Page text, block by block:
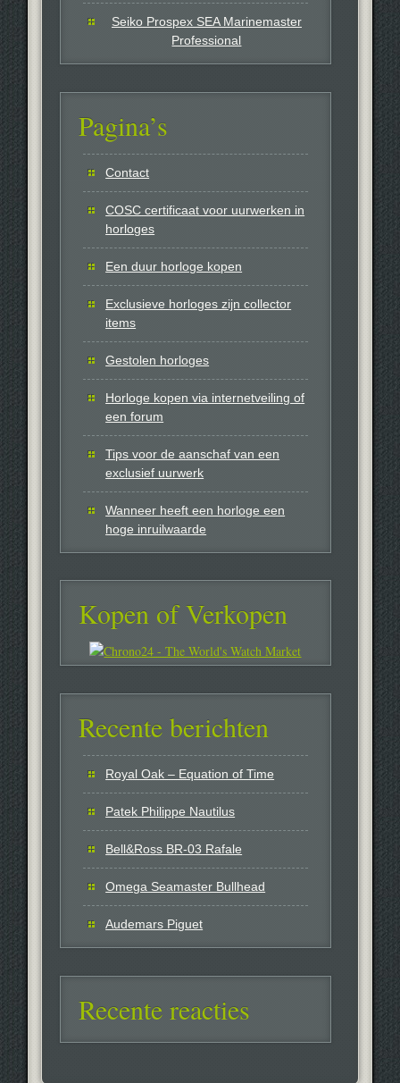
Seiko Prospex SEA Marinemaster
Professional
Pagina’s
Contact
COSC certificaat voor uurwerken in
horloges
Een duur horloge kopen
Exclusieve horloges zijn collector
items
Gestolen horloges
Horloge kopen via internetveiling of
een forum
Tips voor de aanschaf van een
exclusief uurwerk
Wanneer heeft een horloge een
hoge inruilwaarde
Kopen of Verkopen
Recente berichten
Royal Oak – Equation of Time
Patek Philippe Nautilus
Bell&Ross BR-03 Rafale
Omega Seamaster Bullhead
Audemars Piguet
Recente reacties